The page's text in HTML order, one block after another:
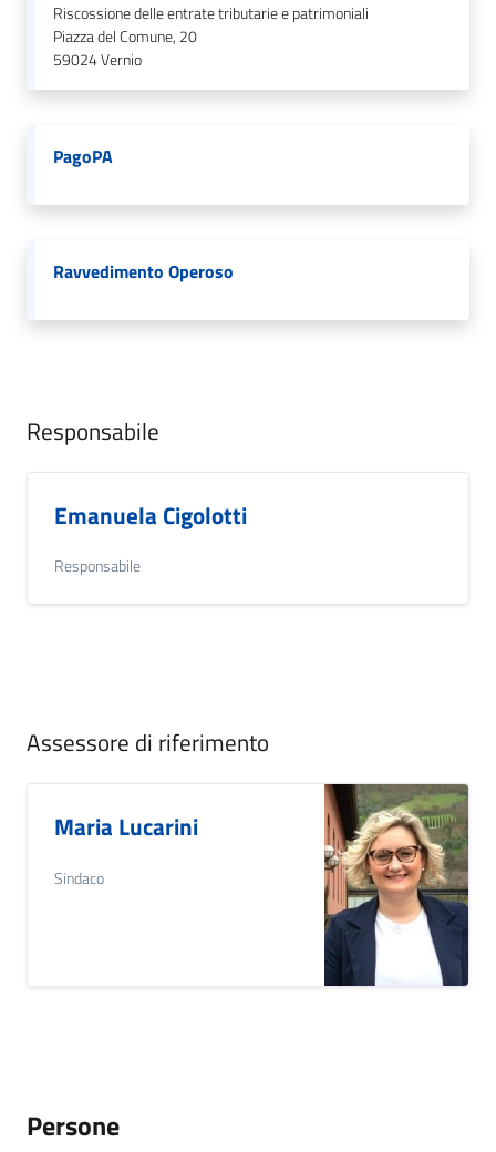
Riscossione delle entrate tributarie e patrimoniali
Piazza del Comune, 20
59024Vernio
PagoPA
Ravvedimento Operoso
Responsabile
Emanuela Cigolotti
Responsabile
Assessore di riferimento
Maria Lucarini
Sindaco
Persone